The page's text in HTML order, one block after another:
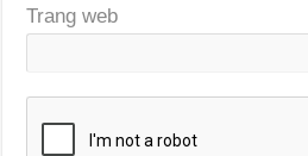
Trang web